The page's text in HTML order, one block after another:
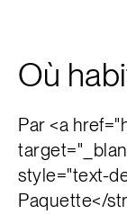
Où
Par <a
style="text-
Paquette</